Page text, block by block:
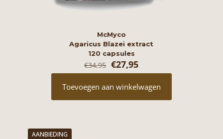
McMyco
Agaricus Blazei extract
120 capsules
€34,95 Oorspronkelijke
prijs
was:
€34,95.
€27,95Huidige
prijs
€27,95.
Toevoegen aan winkelwagen
AANBIEDING